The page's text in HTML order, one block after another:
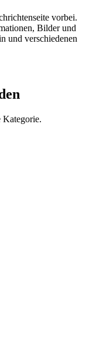
vorbei.
Bilder und
und verschiedenen
Kategorie.